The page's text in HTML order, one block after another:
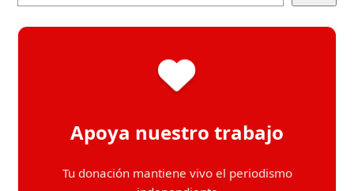
Apoya nuestro trabajo
Tu donación mantiene vivo el periodismo